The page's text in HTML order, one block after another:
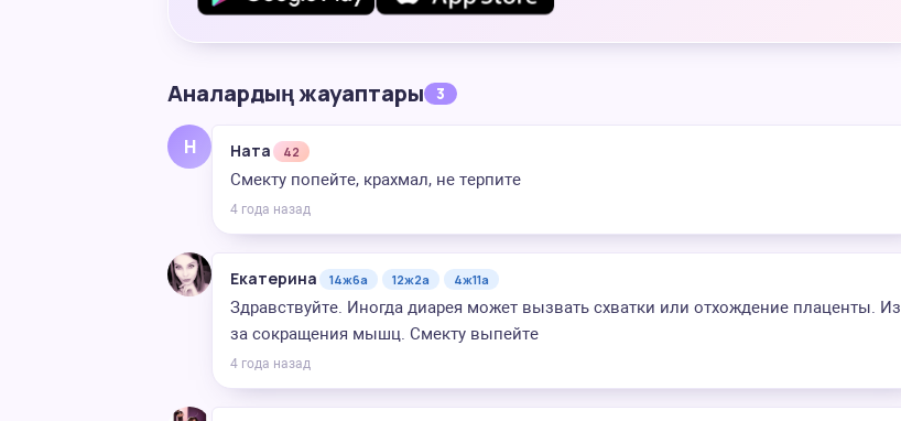
Аналардың жауаптары 3
Н Ната 42
Смекту попейте, крахмал, не терпите
4 года назад
Екатерина 14ж6а 12ж2а 4ж11а
Здравствуйте. Иногда диарея может вызвать схватки или отхождение плаценты. Из
за сокращения мышц. Смекту выпейте
4 года назад